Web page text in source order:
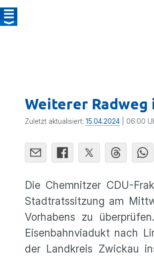
Weiterer
Zuletzt aktualisiert: 15.04.2024 | 06:00
Die Chemnitzer CDU-
Stadtratssitzung am
Vorhabens zu
Eisenbahnviadukt nach
der Landkreis Zwickau